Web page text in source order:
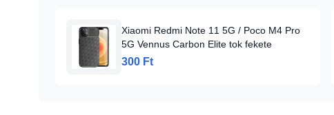
Xiaomi Redmi Note 11 5G / Poco M4 Pro
5G Vennus Carbon Elite tok fekete
300 Ft